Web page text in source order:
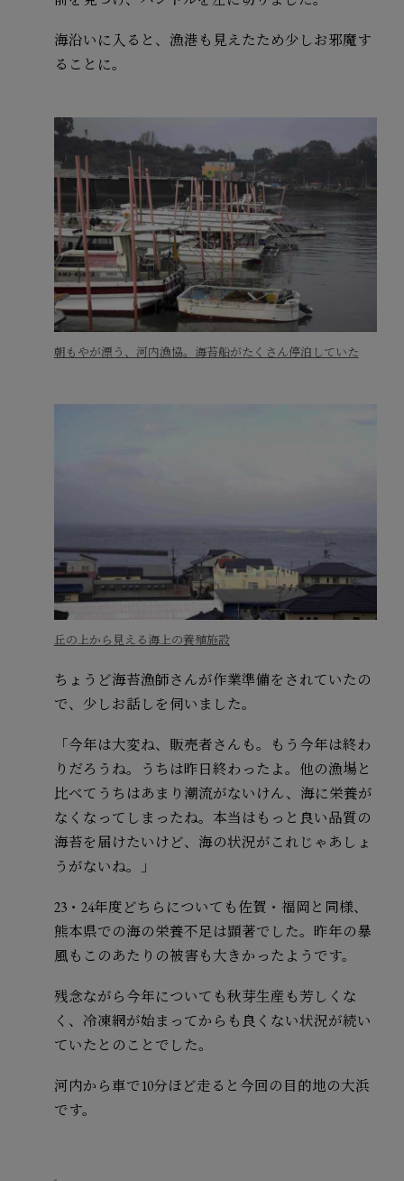
海沿いに入ると、漁港も見えたため少しお邪魔す
ることに。
朝もやが漂う、河内漁協。海苔船がたくさん停泊していた
丘の上から見える海上の養殖施設
ちょうど海苔漁師さんが作業準備をされていたの
で、少しお話しを伺いました。
「今年は大変ね、販売者さんも。もう今年は終わ
りだろうね。うちは昨日終わったよ。他の漁場と
比べてうちはあまり潮流がないけん、海に栄養が
なくなってしまったね。本当はもっと良い品質の
海苔を届けたいけど、海の状況がこれじゃあしょ
うがないね。」
23・24年度どちらについても佐賀・福岡と同様、
熊本県での海の栄養不足は顕著でした。昨年の暴
風もこのあたりの被害も大きかったようです。
残念ながら今年についても秋芽生産も芳しくな
く、冷凍網が始まってからも良くない状況が続い
ていたとのことでした。
河内から車で10分ほど走ると今回の目的地の大浜
です。